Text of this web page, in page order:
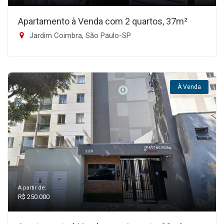
Apartamento à Venda com 2 quartos, 37m²
Jardim Coimbra, São Paulo-SP
À Venda
A partir de:
R$ 250.000